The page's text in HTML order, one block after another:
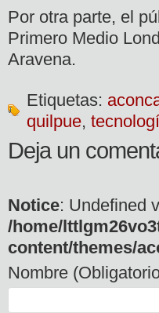
Por otra parte, el
Primero Medio
Aravena.
Etiquetas:
quilpue,
Deja un
Notice: Undefined
/home/
content/themes/
Nombre